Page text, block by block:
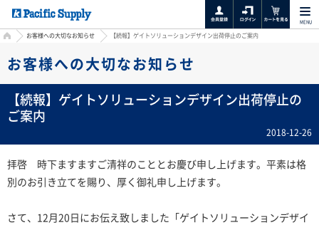
MENU
HOMEお客様への大切なお知らせ 【続報】ゲイトソリューションデザイン出荷停止のご案内
お客様への大切なお知らせ
【続報】ゲイトソリューションデザイン出荷停止の
ご案内
2018-12-26
拝啓 時下ますますご清祥のこととお慶び申し上げます。平素は格
別のお引き立てを賜り、厚く御礼申し上げます。
さて、12月20日にお伝え致しました「ゲイトソリューションデザイ